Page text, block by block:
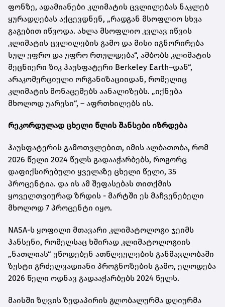
ფონზე, ადამიანები კლიმატის ცვლილებას ნაკლებ
ყურადღებას აქცევდნენ, „რადგან მსოფლიო სხვა
გაგებით იწვოდა. ახლა მსოფლიო კვლავ იწვის
კლიმატის ცვლილების გამო და მისი იგნორირება
სულ უფრო და უფრო რთულდება“, ამბობს კლიმატის
მეცნიერი ზიკ ჰაუსფატერი Berkeley Earth–დან“,
არაკომერციული ორგანიზაციიდან, რომელიც
კლიმატის მონაცემებს აანალიზებს. „იქნება
მხოლოდ უარესი“, – აფრთხილებს ის.
რეკორდულად ცხელი წლის შანსები იზრდება
ჰაუსფატერის გამოთვლებით, იმის ალბათობა, რომ
2026 წელი 2024 წელს გადააჭარბებს, როგორც
დაფიქსირებული ყველაზე ცხელი წელი, 35
პროცენტია. და ის ამ შეფასებას თითქმის
ყოველთვიურად ზრდის - მარტში ეს მაჩვენებელი
მხოლოდ 7 პროცენტი იყო.
NASA-ს ყოფილი მთავარი კლიმატოლოგი ჯეიმს
ჰანსენი, რომელსაც ხშირად კლიმატოლოგიის
„ნათლიას“ უწოდებენ ათწლეულების განმავლობაში
ზუსტი გრძელვადიანი პროგნოზების გამო, ელოდება
2026 წელი ოდნავ გადააჭარბებს 2024 წელს.
მაისში ზღვის ზედაპირის გლობალურმა დღიურმა